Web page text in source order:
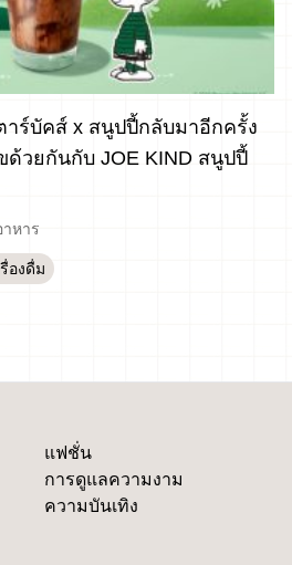
ร์บัคส์ x สนูปปี้กลับมาอีกครั้ง
วยกันกับ JOE KIND สนูปปี้
หาร
องดื่ม
แฟชั่น
การดูแลความงาม
ความบันเทิง